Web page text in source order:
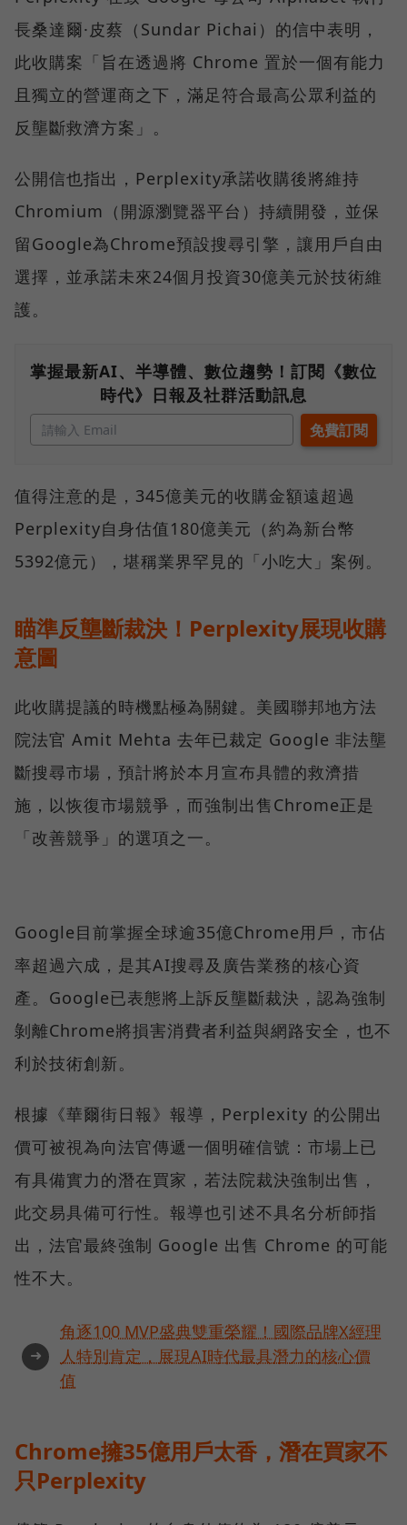
長桑達爾·皮蔡（Sundar Pichai）的信中表明，
此收購案「旨在透過將 Chrome 置於一個有能力
且獨立的營運商之下，滿足符合最高公眾利益的
反壟斷救濟方案」。
公開信也指出，Perplexity承諾收購後將維持
Chromium（開源瀏覽器平台）持續開發，並保
留Google為Chrome預設搜尋引擎，讓用戶自由
選擇，並承諾未來24個月投資30億美元於技術維
護。
掌握最新AI、半導體、數位趨勢！訂閱《數位
時代》日報及社群活動訊息
值得注意的是，345億美元的收購金額遠超過
Perplexity自身估值180億美元（約為新台幣
5392億元），堪稱業界罕見的「小吃大」案例。
瞄準反壟斷裁決！Perplexity展現收購
意圖
此收購提議的時機點極為關鍵。美國聯邦地方法
院法官 Amit Mehta 去年已裁定 Google 非法壟
斷搜尋市場，預計將於本月宣布具體的救濟措
施，以恢復市場競爭，而強制出售Chrome正是
「改善競爭」的選項之一。
Google目前掌握全球逾35億Chrome用戶，市佔
率超過六成，是其AI搜尋及廣告業務的核心資
產。Google已表態將上訴反壟斷裁決，認為強制
剝離Chrome將損害消費者利益與網路安全，也不
利於技術創新。
根據《華爾街日報》報導，Perplexity 的公開出
價可被視為向法官傳遞一個明確信號：市場上已
有具備實力的潛在買家，若法院裁決強制出售，
此交易具備可行性。報導也引述不具名分析師指
出，法官最終強制 Google 出售 Chrome 的可能
性不大。
➜
角逐100 MVP盛典雙重榮耀！國際品牌X經理
人特別肯定，展現AI時代最具潛力的核心價
值
Chrome擁35億用戶太香，潛在買家不
只Perplexity